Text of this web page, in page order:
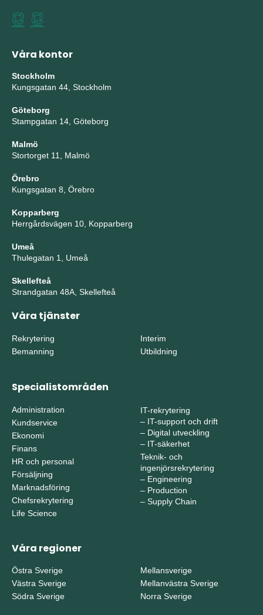
Våra kontor
Stockholm
Kungsgatan 44, Stockholm
Göteborg
Stampgatan 14, Göteborg
Malmö
Stortorget 11, Malmö
Örebro
Kungsgatan 8, Örebro
Kopparberg
Herrgårdsvägen 10, Kopparberg
Umeå
Thulegatan 1, Umeå
Skellefteå
Strandgatan 48A, Skellefteå
Våra tjänster
Rekrytering
Bemanning
Interim
Utbildning
Specialistområden
Administration
Kundservice
Ekonomi
Finans
HR och personal
Försäljning
Marknadsföring
Chefsrekrytering
Life Science
IT-rekrytering
– IT-support och drift
– Digital utveckling
– IT-säkerhet
Teknik- och
ingenjörsrekrytering
– Engineering
– Production
– Supply Chain
Våra regioner
Östra Sverige
Västra Sverige
Södra Sverige
Mellansverige
Mellanvästra Sverige
Norra Sverige